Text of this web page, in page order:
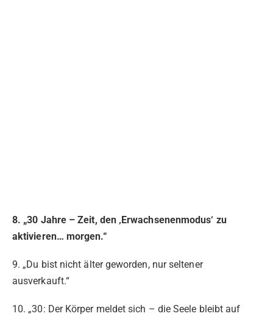
8. „30 Jahre – Zeit, den ‚Erwachsenenmodus‘ zu
aktivieren… morgen.“
9. „Du bist nicht älter geworden, nur seltener
ausverkauft.“
10. „30: Der Körper meldet sich – die Seele bleibt auf